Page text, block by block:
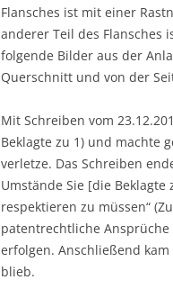
Flansches ist mit einer
anderer Teil des
folgende Bilder aus der
Querschnitt und von der
Mit Schreiben vom
Beklagte zu 1) und machte
verletze. Das Schreiben
Umstände Sie [die
respektieren zu müssen“
patentrechtliche
erfolgen. Anschließend
blieb.